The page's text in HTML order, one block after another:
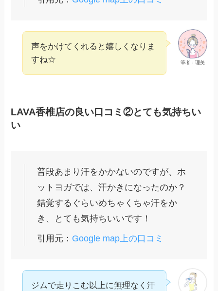
筆者：理美
声をかけてくれると嬉しくなりま
すね☆
LAVA香椎店の良い口コミ②とても気持ちい
い
普段あまり汗をかかないのですが、ホ
ットヨガでは、汗かきになったのか？
錯覚するぐらいめちゃくちゃ汗をか
き、とても気持ちいいです！
引用元： Google map上の口コミ
ジムで走りこむ以上に無理なく汗